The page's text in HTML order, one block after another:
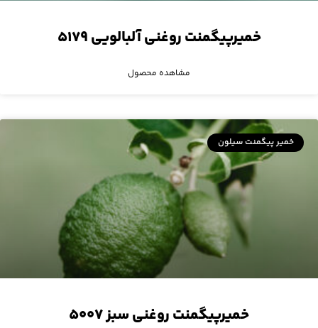
خمیرپیگمنت روغنی آلبالویی ۵۱۷۹
مشاهده محصول
خمیر پیگمنت سیلون
خمیرپیگمنت روغنی سبز ۵۰۰۷